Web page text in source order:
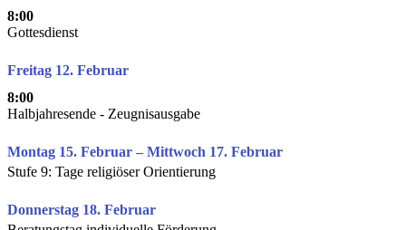
8:00
Gottesdienst
Freitag 12. Februar
8:00
Halbjahresende - Zeugnisausgabe
Montag 15. Februar – Mittwoch 17. Februar
Stufe 9: Tage religiöser Orientierung
Donnerstag 18. Februar